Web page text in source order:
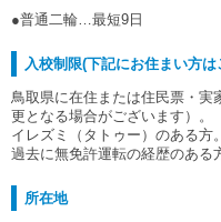
●普通二輪…最短9日
入校制限(下記にお住まい方
鳥取県に在住または住民票・実
更となる場合がございます）。
イレズミ（タトゥー）のある方。
過去に無免許運転の経歴のある
所在地